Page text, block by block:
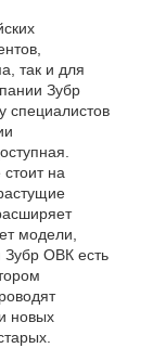
так и для
Зубр
специалистов
на
модели,
Зубр ОВК есть
новых